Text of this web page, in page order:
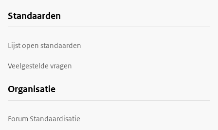
Voet
Standaarden
Lijst open standaarden
Veelgestelde vragen
Organisatie
Forum Standaardisatie